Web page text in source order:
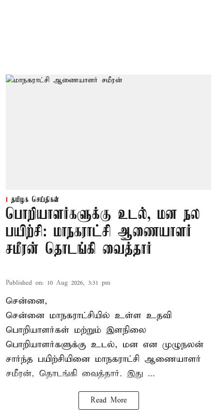
தமிழக செய்திகள்
பொறியாளர்களுக்கு உடல், மன நல
பயிற்சி: மாநகராட்சி ஆணையாளர்
சமீரன் தொடங்கி வைத்தார்
Published on: 10 Aug 2026, 3:31 pm
சென்னை,
சென்னை மாநகராட்சியில் உள்ள உதவி
பொறியாளர்கள் மற்றும் இளநிலை
பொறியாளர்களுக்கு உடல், மன என முழுநலன்
சார்ந்த பயிற்சியினை மாநகராட்சி ஆணையாளர்
சமீரன், தொடங்கி வைத்தார். இது ...
Read More